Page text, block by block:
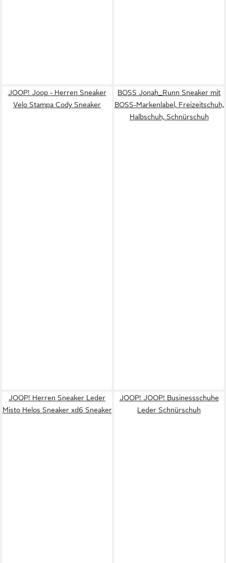
JOOP! Joop - Herren Sneaker
Velo Stampa Cody Sneaker
BOSS Jonah_Runn Sneaker mit
BOSS-Markenlabel, Freizeitschuh,
Halbschuh, Schnürschuh
JOOP! Herren Sneaker Leder
Misto Helos Sneaker xd6 Sneaker
JOOP! JOOP! Businessschuhe
Leder Schnürschuh